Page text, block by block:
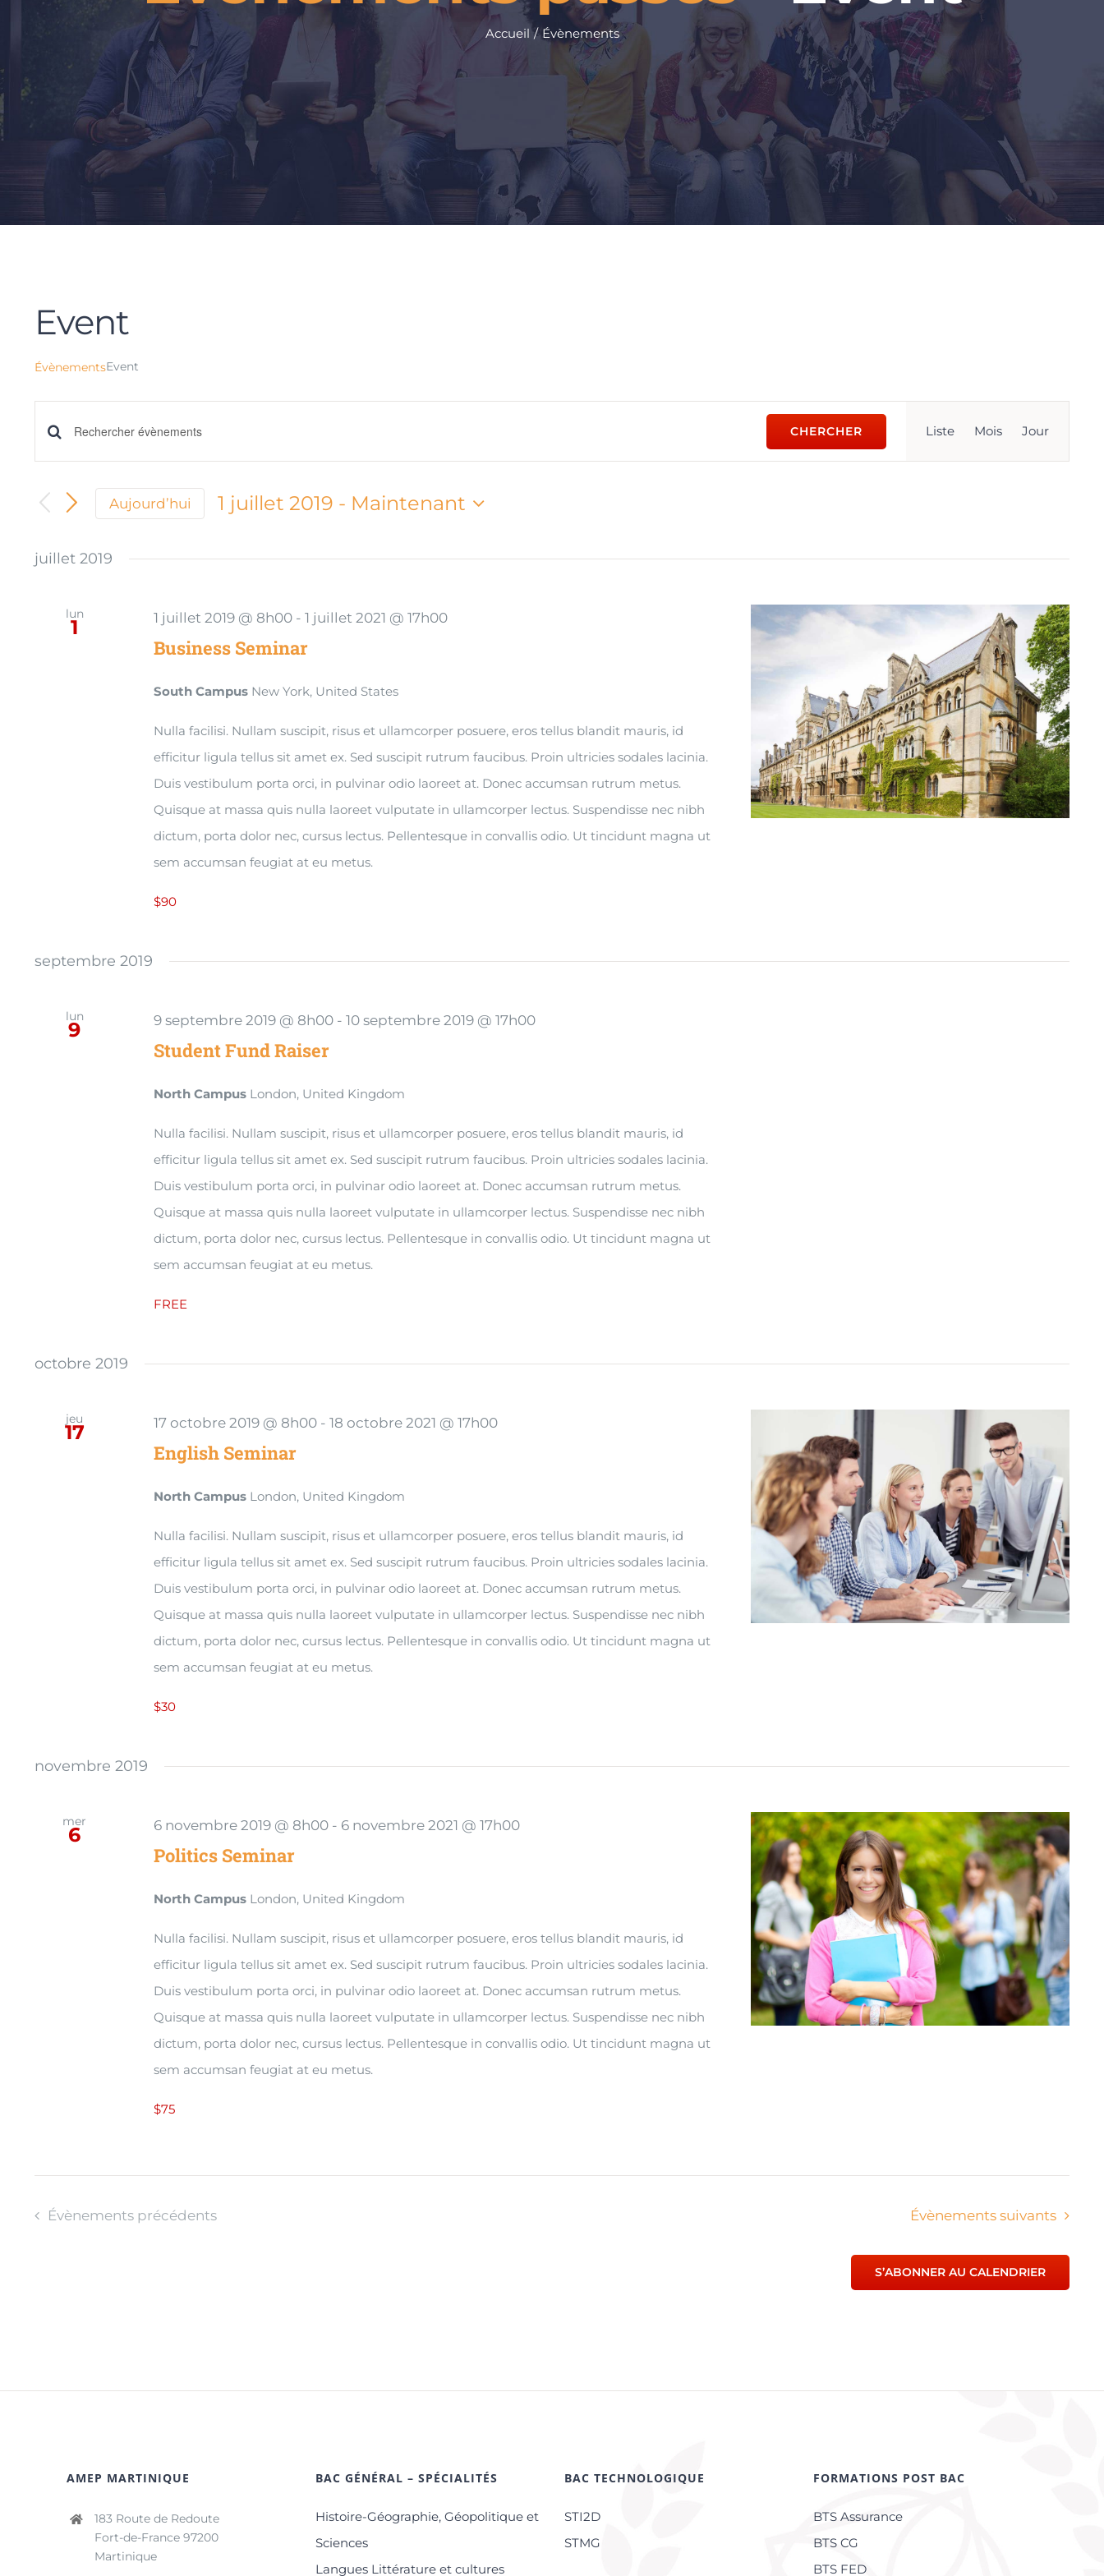
Accueil Évènements
Event
ÉvènementsEvent
Recherche
et
navigation
de
vues
Évènements
Saisir
clé.
Rechercher
CHERCHER
de
vues
Liste Mois Jour
Aujourd’hui 1 juillet 2019 - Maintenant
date.
juillet 2019
lun
1 1 juillet 2019 @ 8h00 -1 juillet 2021 @ 17h00
Business Seminar
South Campus New York, United States
Nulla facilisi. Nullam suscipit, risus et ullamcorper posuere, eros tellus blandit mauris, id
efficitur ligula tellus sit amet ex. Sed suscipit rutrum faucibus. Proin ultricies sodales lacinia.
Duis vestibulum porta orci, in pulvinar odio laoreet at. Donec accumsan rutrum metus.
Quisque at massa quis nulla laoreet vulputate in ullamcorper lectus. Suspendisse nec nibh
dictum, porta dolor nec, cursus lectus. Pellentesque in convallis odio. Ut tincidunt magna ut
sem accumsan feugiat at eu metus.
$90
septembre 2019
lun
9 9 septembre 2019 @ 8h00 -10 septembre 2019 @ 17h00
Student Fund Raiser
North Campus London, United Kingdom
Nulla facilisi. Nullam suscipit, risus et ullamcorper posuere, eros tellus blandit mauris, id
efficitur ligula tellus sit amet ex. Sed suscipit rutrum faucibus. Proin ultricies sodales lacinia.
Duis vestibulum porta orci, in pulvinar odio laoreet at. Donec accumsan rutrum metus.
Quisque at massa quis nulla laoreet vulputate in ullamcorper lectus. Suspendisse nec nibh
dictum, porta dolor nec, cursus lectus. Pellentesque in convallis odio. Ut tincidunt magna ut
sem accumsan feugiat at eu metus.
FREE
octobre 2019
jeu
17 17 octobre 2019 @ 8h00 -18 octobre 2021 @ 17h00
English Seminar
North Campus London, United Kingdom
Nulla facilisi. Nullam suscipit, risus et ullamcorper posuere, eros tellus blandit mauris, id
efficitur ligula tellus sit amet ex. Sed suscipit rutrum faucibus. Proin ultricies sodales lacinia.
Duis vestibulum porta orci, in pulvinar odio laoreet at. Donec accumsan rutrum metus.
Quisque at massa quis nulla laoreet vulputate in ullamcorper lectus. Suspendisse nec nibh
dictum, porta dolor nec, cursus lectus. Pellentesque in convallis odio. Ut tincidunt magna ut
sem accumsan feugiat at eu metus.
$30
novembre 2019
mer
6 6 novembre 2019 @ 8h00 - 6 novembre 2021 @ 17h00
Politics Seminar
North Campus London, United Kingdom
Nulla facilisi. Nullam suscipit, risus et ullamcorper posuere, eros tellus blandit mauris, id
efficitur ligula tellus sit amet ex. Sed suscipit rutrum faucibus. Proin ultricies sodales lacinia.
Duis vestibulum porta orci, in pulvinar odio laoreet at. Donec accumsan rutrum metus.
Quisque at massa quis nulla laoreet vulputate in ullamcorper lectus. Suspendisse nec nibh
dictum, porta dolor nec, cursus lectus. Pellentesque in convallis odio. Ut tincidunt magna ut
sem accumsan feugiat at eu metus.
$75
Évènementsprécédents Évènements suivants
S’ABONNER AU CALENDRIER
AMEP MARTINIQUE
183 Route de Redoute
Fort-de-France 97200
Martinique
BAC GÉNÉRAL – SPÉCIALITÉS
Histoire-Géographie, Géopolitique et
Sciences
Langues Littérature et cultures
BAC TECHNOLOGIQUE
STI2D
STMG
FORMATIONS POST BAC
BTS Assurance
BTS CG
BTS FED